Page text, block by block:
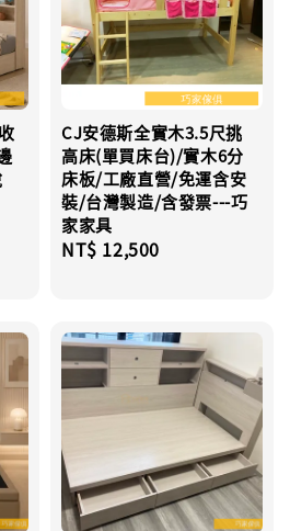
CJ安德斯全實木3.5尺挑
高床(單買床台)/實木6分
床板/工廠直營/免運含安
裝/台灣製造/含發票---巧
家家具
Regular
NT$ 12,500